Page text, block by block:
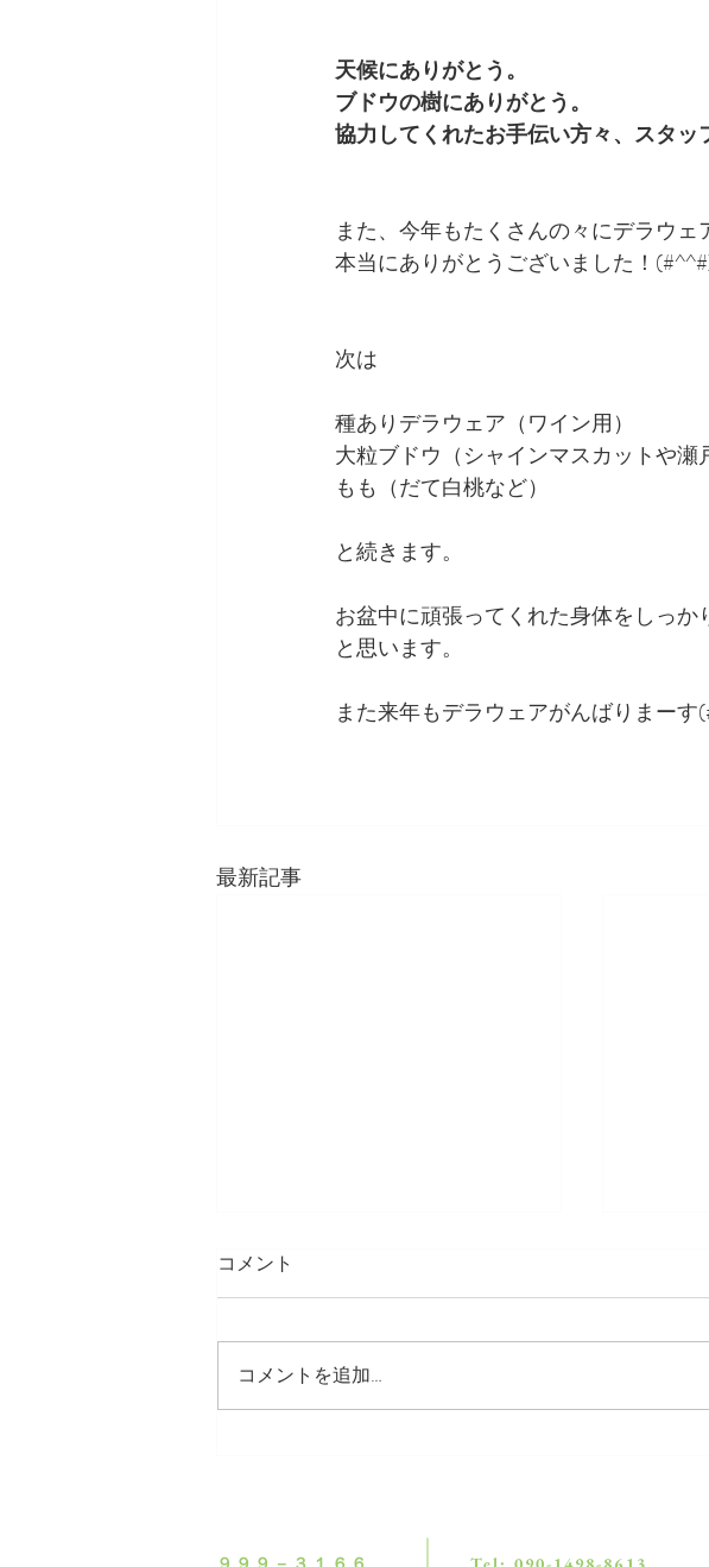
天候にありがとう。
ブドウの樹にありがとう。
協力してくれたお手伝い方々、スタッ
また、今年もたくさんの々にデラウェ
本当にありがとうございました！
次は
種ありデラウェア（ワイン用）
大粒ブドウ（シャインマスカットや瀬
もも（だて白桃など）
と続きます。
お盆中に頑張ってくれた身体をしっ
と思います。
また来年もデラウェアがんばりまーす
最新記事
コメント
コメントを追加…